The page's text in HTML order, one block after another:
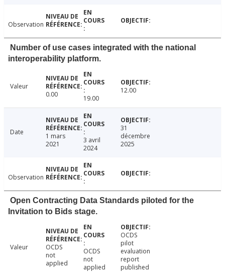
Observation
Number of use cases integrated with the national
interoperability platform.
Valeur
0.00
19.00
12.00
Date
1 mars
2021
3 avril
2024
31
décembre
2025
Observation
Open Contracting Data Standards piloted for the
Invitation to Bids stage.
Valeur
OCDS
not
applied
OCDS
not
applied
OCDS
pilot
evaluation
report
published